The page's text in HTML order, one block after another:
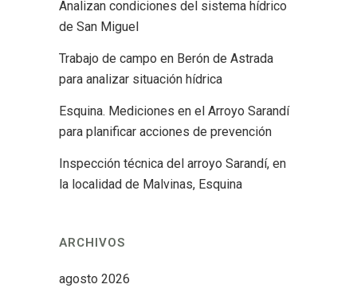
Analizan condiciones del sistema hídrico
de San Miguel
Trabajo de campo en Berón de Astrada
para analizar situación hídrica
Esquina. Mediciones en el Arroyo Sarandí
para planificar acciones de prevención
Inspección técnica del arroyo Sarandí, en
la localidad de Malvinas, Esquina
ARCHIVOS
agosto 2026